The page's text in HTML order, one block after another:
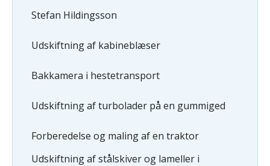
Stefan Hildingsson
Udskiftning af kabineblæser
Bakkamera i hestetransport
Udskiftning af turbolader på en gummiged
Forberedelse og maling af en traktor
Udskiftning af stålskiver og lameller i